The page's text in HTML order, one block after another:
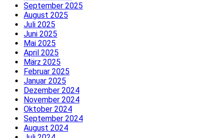
September 2025
August 2025
Juli 2025
Juni 2025
Mai 2025
April 2025
März 2025
Februar 2025
Januar 2025
Dezember 2024
November 2024
Oktober 2024
September 2024
August 2024